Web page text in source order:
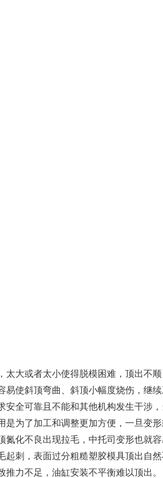
大或者太小使得脱模困难，顶出不
使斜顶弯曲、斜顶小幅度烧伤，继续
全可靠且不能和其他机构发生干涉，
为了加工和调整更加方便，一旦变形
化不良出现拉毛，中托司变形也就容
刺，表面过分粗糙塑胶模具顶出自然
力不足，油缸安装不平衡难以顶出。